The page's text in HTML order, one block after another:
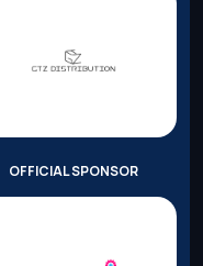
OFFICIAL SPONSOR